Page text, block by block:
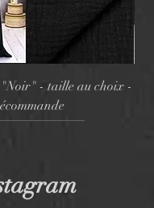
"Noir" - taille au choix -